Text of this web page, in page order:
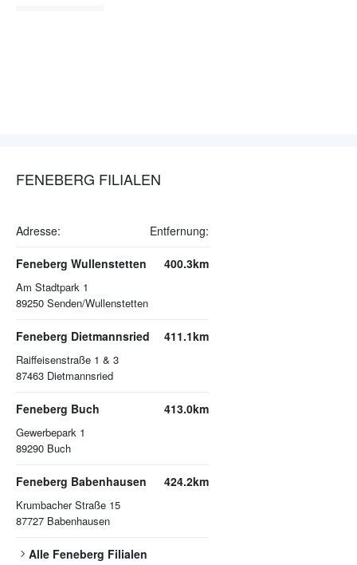
FENEBERG FILIALEN
Adresse: Entfernung:
Feneberg Wullenstetten
Am Stadtpark 1
89250 Senden/Wullenstetten
400.3km
Feneberg Dietmannsried
Raiffeisenstraße 1 & 3
87463 Dietmannsried
411.1km
Feneberg Buch
Gewerbepark 1
89290 Buch
413.0km
Feneberg Babenhausen
Krumbacher Straße 15
87727 Babenhausen
424.2km
Alle Feneberg Filialen